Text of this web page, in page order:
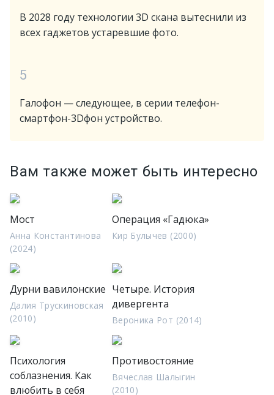
В 2028 году технологии 3D скана вытеснили из
всех гаджетов устаревшие фото.
5
Галофон — следующее, в серии телефон-
смартфон-3Dфон устройство.
Вам также может быть интересно
Мост
Анна Константинова
(2024)
Операция «Гадюка»
Кир Булычев (2000)
Дурни вавилонские
Далия Трускиновская
(2010)
Четыре. История
дивергента
Вероника Рот (2014)
Психология
соблазнения. Как
влюбить в себя
Противостояние
Вячеслав Шалыгин
(2010)